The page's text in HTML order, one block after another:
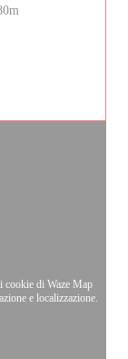
cookie di Waze Map
e localizzazione.